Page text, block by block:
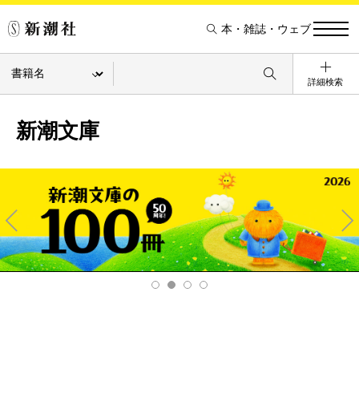
本・雑誌・ウェブ
詳細検索
新潮文庫
Pre
v
Ne
xt